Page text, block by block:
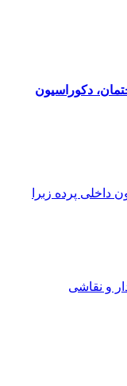
دکوراسیون
و نقاشی